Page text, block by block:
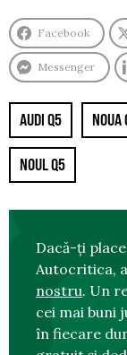
Facebook
Messenger
AUDI Q5 NOUA
NOUL Q5
Dacă-ți
Autocritica,
nostru. Un
cei mai buni
în fiecare